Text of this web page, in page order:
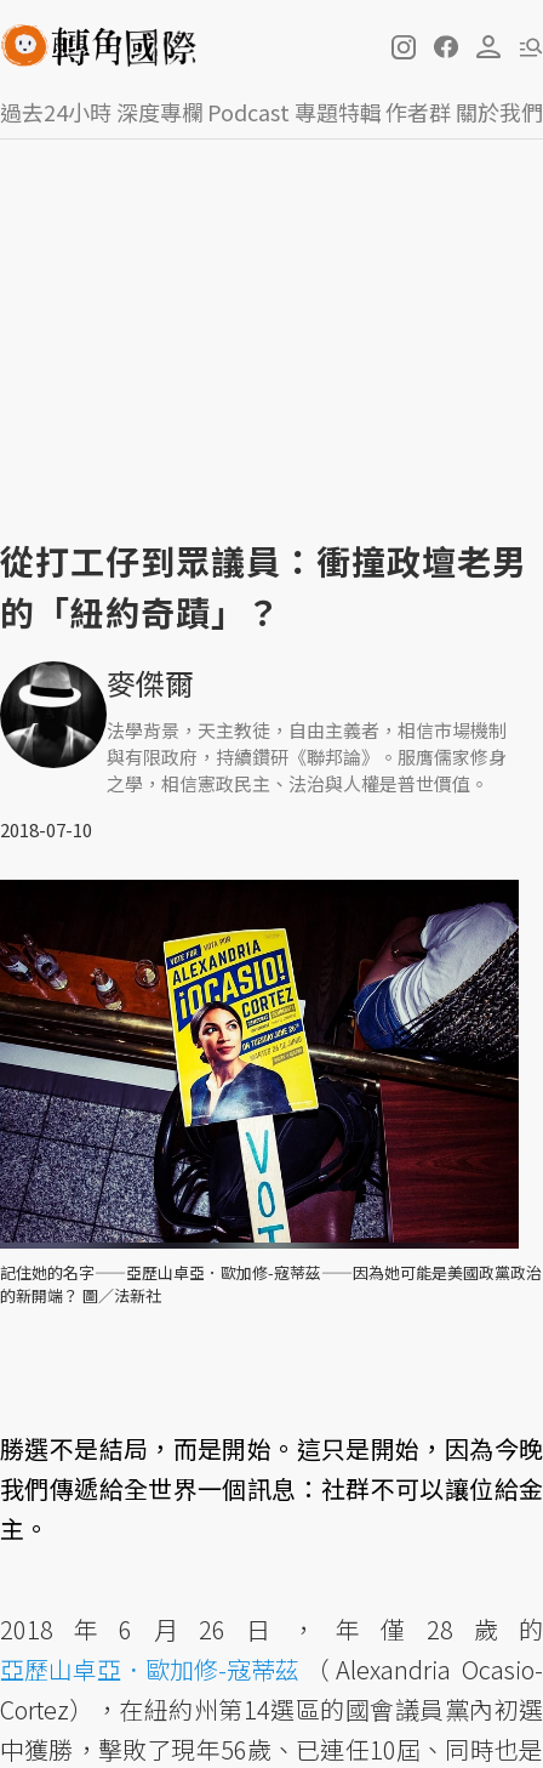
過去24小時深度專欄 Podcast 專題特輯作者群關於我們
從打工仔到眾議員：衝撞政壇老男
的「紐約奇蹟」？
麥傑爾
法學背景，天主教徒，自由主義者，相信市場機制
與有限政府，持續鑽研《聯邦論》。服膺儒家修身
之學，相信憲政民主、法治與人權是普世價值。
2018-07-10
記住她的名字——亞歷山卓亞．歐加修-寇蒂茲——因為她可能是美國政黨政治
的新開端？ 圖／法新社
勝選不是結局，而是開始。這只是開始，因為今晚
我們傳遞給全世界一個訊息：社群不可以讓位給金
主。
2018年6月26日，年僅28歲的
亞歷山卓亞．歐加修-寇蒂茲 （Alexandria Ocasio-
Cortez），在紐約州第14選區的國會議員黨內初選
中獲勝，擊敗了現年56歲、已連任10屆、同時也是